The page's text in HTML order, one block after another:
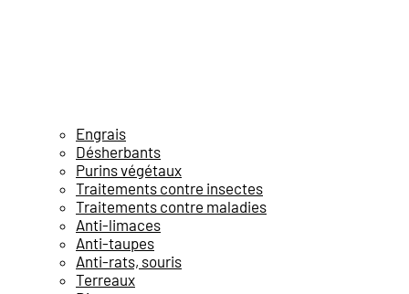
Engrais
Désherbants
Purins végétaux
Traitements contre insectes
Traitements contre maladies
Anti-limaces
Anti-taupes
Anti-rats, souris
Terreaux